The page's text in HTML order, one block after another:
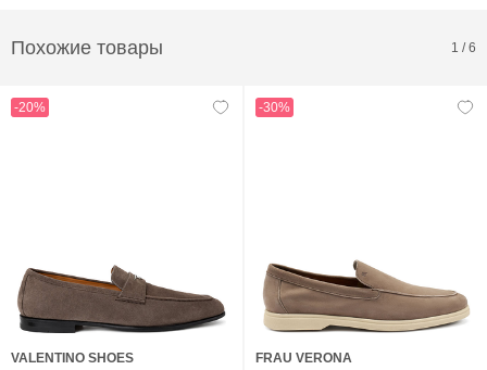
Похожие товары 1 /6
-20%
VALENTINO SHOES
-30%
FRAU VERONA